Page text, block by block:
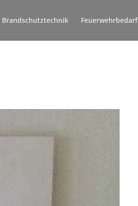
Brandschutztechnik Feuerwehrbedarf